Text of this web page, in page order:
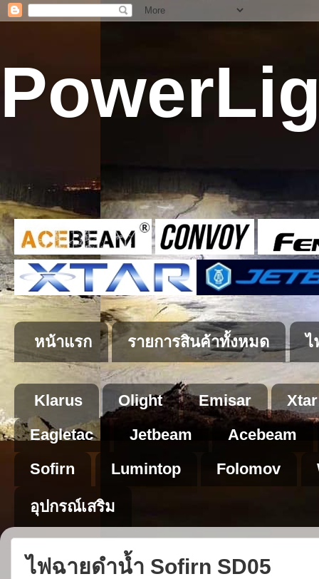
หน้าแรก รายการสินค้าทั้งหมด ไ
Klarus Olight Emisar
Xtar
Eagletac
Jetbeam
Acebeam
Sofirn
Lumintop Folomov
อุปกรณ์เสริม
ไฟฉายดำน้ำ Sofirn SD05